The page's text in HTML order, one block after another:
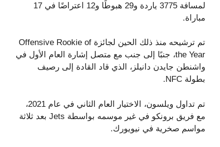
لمسافة 3775 ياردة و29 هبوطًا و12 اعتراضًا في 17
مباراة.
تم ترشيحه منذ ذلك الحين لجائزة Offensive Rookie of
the Year، جنبًا إلى جنب مع متصل إشارة العام الأول في
واشنطن جايدن دانيلز، الذي قاد القادة إلى رصيف
بطولة NFC.
تم تداول ويلسون، الاختيار العام الثاني في عام 2021،
مع فريق برونكو في غير موسمه بواسطة Jets بعد ثلاثة
مواسم صخرية في نيويورك.